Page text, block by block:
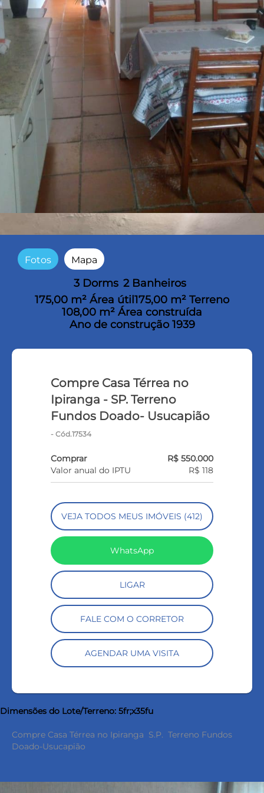
Fotos Mapa
3 Dorms 2 Banheiros
175,00 m² Área útil 175,00 m² Terreno
108,00 m² Área construída
Ano de construção 1939
Compre Casa Térrea no
Ipiranga - SP. Terreno
Fundos Doado- Usucapião
- Cód.17534
Comprar
R$ 550.000
Valor anual do IPTU
R$ 118
VEJA TODOS MEUS IMÓVEIS (412)
WhatsApp
LIGAR
FALE COM O CORRETOR
AGENDAR UMA VISITA
Dimensões do Lote/Terreno: 5fr;x35fu
Compre Casa Térrea no Ipiranga S.P. Terreno Fundos
Doado-Usucapião